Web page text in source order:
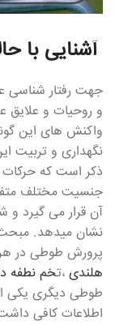
آشنایی با
جهت رفتار شناسی
و روحیات و علایق
واکنش های این
نگهداری و تربیت
ذکر است که
جنسیت مختلف
آن قرار می گیرد و
نشان میدهد. مبحث
پرورش طوطی در هر
هلندی ،تخم نطفه
طوطی دیگری یکی
اطلاعات کافی